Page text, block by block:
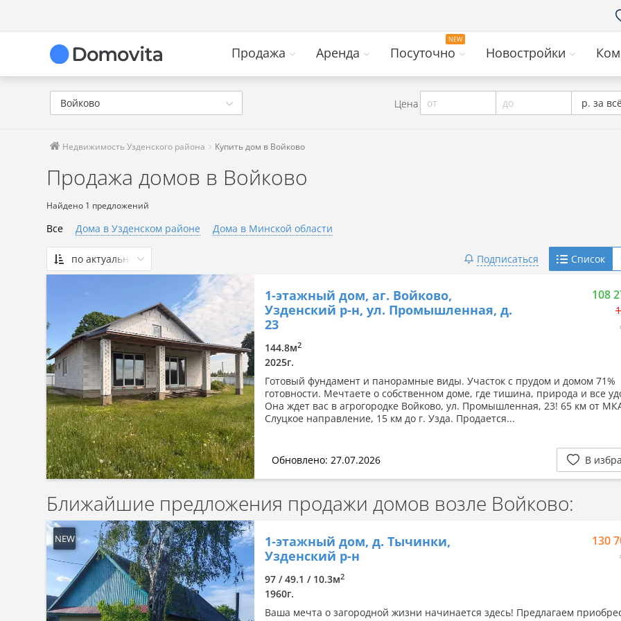
Продажа Аренда Посуточно Новостройки
Войково Цена от до р. за
Недвижимость Узденского района Купить дом в Войково
Продажа домов в Войково
Найдено 1 предложений
Все Дома в Узденском районе Дома в Минской области
по актуальности
По актуальности
Сначала дорогие
По комнатности: большая →
малая
По комнатности: малая →
большая
По площади: большая → малая
По площади: малая → большая
Подписаться Список
1-этажный дом, аг. Войково,
Узденский р-н, ул. Промышленная, д.
23
108
144.8м2
2025г.
Готовый фундамент и панорамные виды. Участок с прудом и домом 71%
готовности. Мечтаете о собственном доме, где тишина, природа и все
Она ждет вас в агрогородке Войково, ул. Промышленная, 23! 65 км от
Слуцкое направление, 15 км до г. Узда. Продается...
Обновлено: 27.07.2026 В
Ближайшие предложения продажи домов возле Войково:
NEW
1-этажный дом, д. Тычинки,
Узденский р-н
130
97 / 49.1 / 10.3м2
1960г.
Ваша мечта о загородной жизни начинается здесь! Предлагаем